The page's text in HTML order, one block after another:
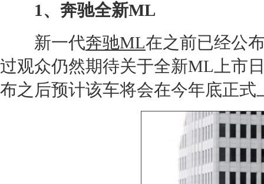
1、 奔驰全新ML
新一代奔驰ML在之前已经公
过观众仍然期待关于全新ML 上市
布之后预计该车将会在今年底正式